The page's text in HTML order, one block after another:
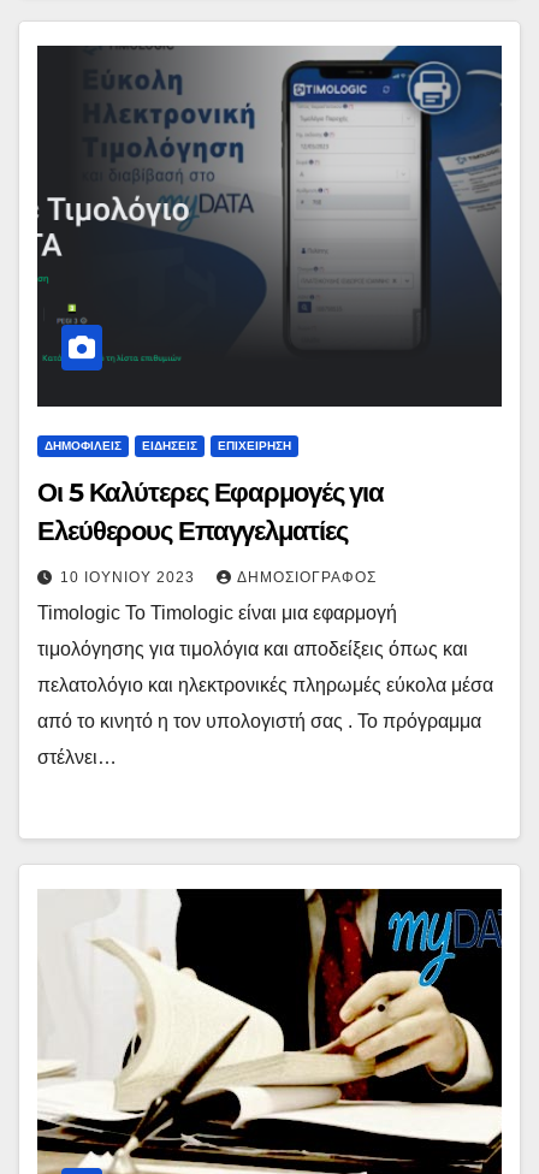
ΔΗΜΟΦΙΛΕΊΣ ΕΙΔΉΣΕΙΣ ΕΠΙΧΕΊΡΗΣΗ
Οι 5 Καλύτερες Εφαρμογές για
Ελεύθερους Επαγγελματίες
10 ΙΟΥΝΊΟΥ 2023 ΔΗΜΟΣΙΟΓΡΆΦΟΣ
Timologic Το Timologic είναι μια εφαρμογή
τιμολόγησης για τιμολόγια και αποδείξεις όπως και
πελατολόγιο και ηλεκτρονικές πληρωμές εύκολα μέσα
από το κινητό η τον υπολογιστή σας . Το πρόγραμμα
στέλνει…